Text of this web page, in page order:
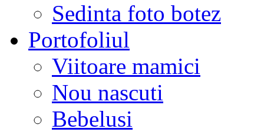
Sedinta foto botez
Portofoliul
Viitoare mamici
Nou nascuti
Bebelusi